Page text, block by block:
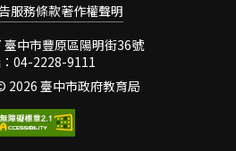
服務條款著作權聲明
中市豐原區陽明街36號
04-2228-9111
2026 臺中市政府教育局